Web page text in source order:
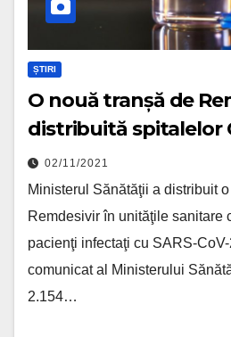
ȘTIRI
O nouă tranșă de
distribuită spitalelor
02/11/2021
Ministerul Sănătăţii a distribuit
Remdesivir în unităţile sanitare
pacienţi infectaţi cu SARS-
comunicat al Ministerului
2.154…